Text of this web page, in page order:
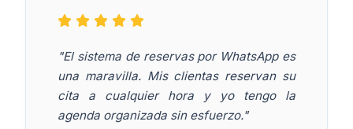
"El sistema de reservas por WhatsApp es
una maravilla. Mis clientas reservan su
cita a cualquier hora y yo tengo la
agenda organizada sin esfuerzo."